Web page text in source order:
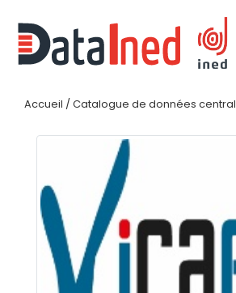
Accueil / Catalogue de données central